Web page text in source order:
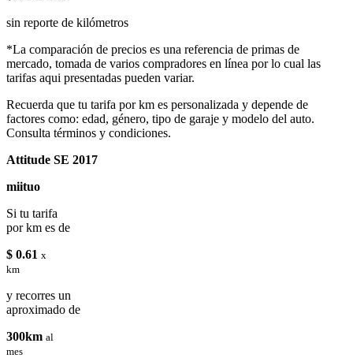
sin reporte de kilómetros
*La comparación de precios es una referencia de primas de
mercado, tomada de varios compradores en línea por lo cual las
tarifas aqui presentadas pueden variar.
Recuerda que tu tarifa por km es personalizada y depende de
factores como: edad, género, tipo de garaje y modelo del auto.
Consulta términos y condiciones.
Attitude SE 2017
miituo
Si tu tarifa
por km es de
$ 0.61 x
km
y recorres un
aproximado de
300km al
mes